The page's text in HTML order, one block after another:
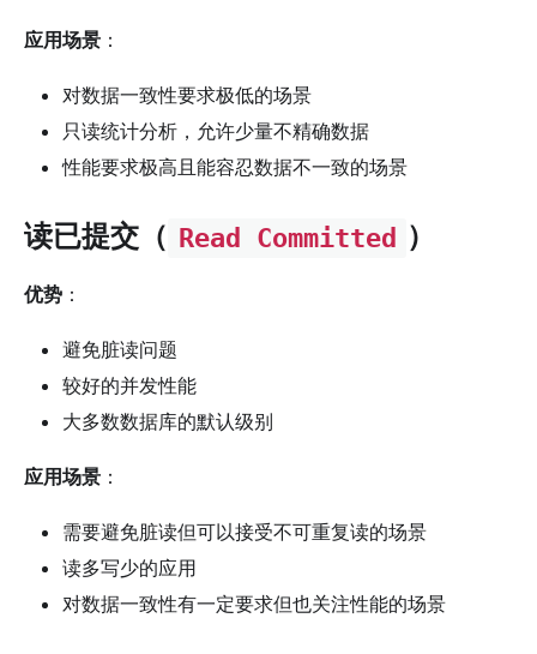
应用场景 ：
对数据一致性要求极低的场景
只读统计分析，允许少量不精确数据
性能要求极高且能容忍数据不一致的场景
读已提交（ Read Committed ）
优势 ：
避免脏读问题
较好的并发性能
大多数数据库的默认级别
应用场景 ：
需要避免脏读但可以接受不可重复读的场景
读多写少的应用
对数据一致性有一定要求但也关注性能的场景